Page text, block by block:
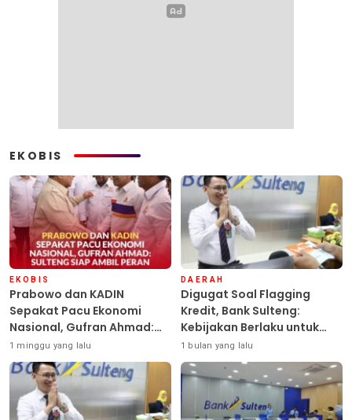
EKOBIS
EKOBIS
Prabowo dan KADIN
Sepakat Pacu Ekonomi
Nasional, Gufran Ahmad:
Sulteng Siap Ambil Peran
1 minggu yang lalu
DAERAH
Digugat Soal Flagging
Kredit, Bank Sulteng:
Kebijakan Berlaku untuk
Seluruh Debitur ASN
1 bulan yang lalu